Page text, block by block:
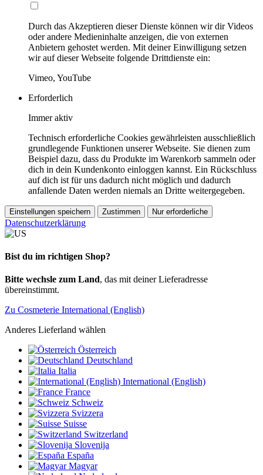
Durch das Akzeptieren dieser Dienste können wir dir Videos
oder andere Medieninhalte anzeigen, die von externen
Anbietern gehostet werden. Mit deiner Einwilligung setzen
wir auf dieser Webseite folgende Drittdienste ein:
Vimeo, YouTube
Erforderlich
Immer aktiv
Technisch erforderliche Cookies gewährleisten ausschließlich
grundlegende Funktionen unserer Webseite. Sie dienen zum
Beispiel dazu, dass du Produkte im Warenkorb sammeln oder
dich in dein Kundenkonto einloggen kannst. Ein Rückschluss
auf dich ist für uns dadurch nicht möglich und dadurch
anfallende Daten werden niemals an Dritte weitergegeben.
Einstellungen speichern Zustimmen Nur erforderliche
Datenschutzerklärung
Bist du im richtigen Shop?
Bitte wechsle zum Land, das mit deiner Lieferadresse
übereinstimmt.
Zu Cosmeterie International (English)
Anderes Lieferland wählen
Österreich
Deutschland
Italia
International (English)
France
Schweiz
Svizzera
Suisse
Switzerland
Slovenija
España
Magyar